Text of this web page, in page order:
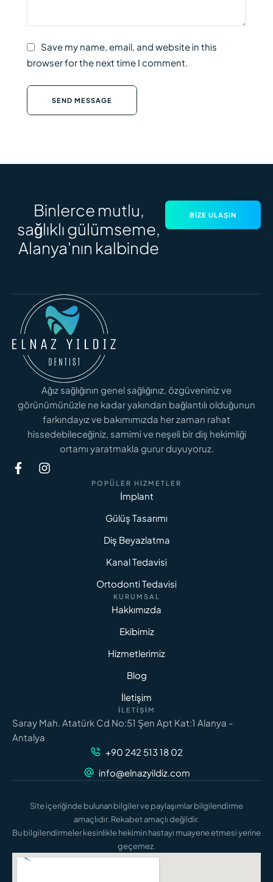
Save my name, email, and website in this
browser for the next time I comment.
SEND MESSAGE
Binlerce mutlu,
sağlıklı gülümseme,
Alanya'nın kalbinde
BIZE ULAŞIN
Ağız sağlığının genel sağlığınız, özgüveniniz ve
görünümünüzle ne kadar yakından bağlantılı olduğunun
farkındayız ve bakımımızda her zaman rahat
hissedebileceğiniz, samimi ve neşeli bir diş hekimliği
ortamı yaratmakla gurur duyuyoruz.
POPÜLER HIZMETLER
İmplant
Gülüş Tasarımı
Diş Beyazlatma
Kanal Tedavisi
Ortodonti Tedavisi
KURUMSAL
Hakkımızda
Ekibimiz
Hizmetlerimiz
Blog
İletişim
İLETIŞIM
Saray Mah. Atatürk Cd No:51 Şen Apt Kat:1 Alanya -
Antalya
+90 242 513 18 02
info@elnazyildiz.com
Site içeriğinde bulunan bilgiler ve paylaşımlar bilgilendirme
amaçlıdır. Rekabet amaçlı değildir.
Bu bilgilendirmeler kesinlikle hekimin hastayı muayene etmesi yerine
geçemez.